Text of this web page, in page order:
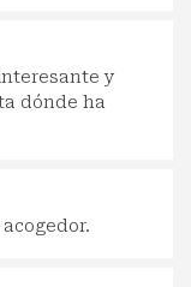
y
dónde ha